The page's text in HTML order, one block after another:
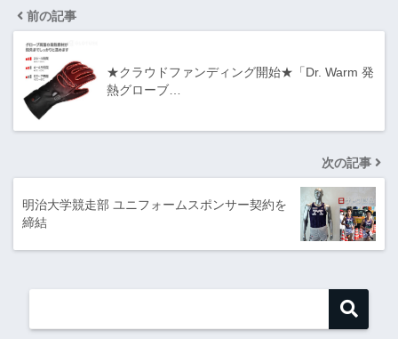
前の記事
★クラウドファンディング開始★「Dr. Warm 発
熱グローブ…
次の記事
明治大学競走部 ユニフォームスポンサー契約を
締結